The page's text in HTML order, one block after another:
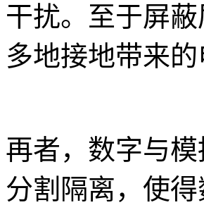
干扰。至于屏
多地接地带来
再者，数字与
分割隔离，使